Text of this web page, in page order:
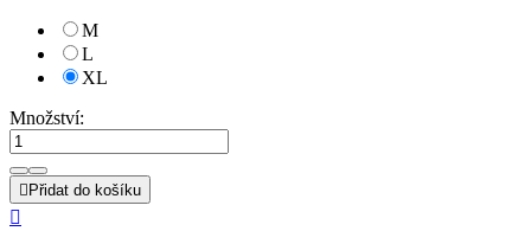
M
L
XL
Množství:
 Přidat do košíku
